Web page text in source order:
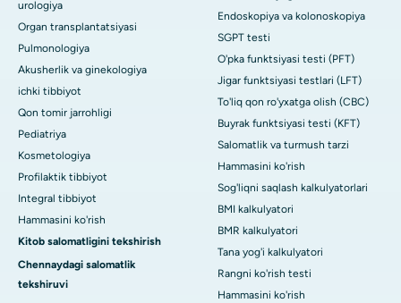
urologiya
Organ transplantatsiyasi
Pulmonologiya
Akusherlik va ginekologiya
ichki tibbiyot
Qon tomir jarrohligi
Pediatriya
Kosmetologiya
Profilaktik tibbiyot
Integral tibbiyot
Hammasini ko'rish
Kitob salomatligini tekshirish
Chennaydagi salomatlik
tekshiruvi
Endoskopiya va kolonoskopiya
SGPT testi
O'pka funktsiyasi testi (PFT)
Jigar funktsiyasi testlari (LFT)
To'liq qon ro'yxatga olish (CBC)
Buyrak funktsiyasi testi (KFT)
Salomatlik va turmush tarzi
Hammasini ko'rish
Sog'liqni saqlash kalkulyatorlari
BMI kalkulyatori
BMR kalkulyatori
Tana yog'i kalkulyatori
Rangni ko'rish testi
Hammasini ko'rish